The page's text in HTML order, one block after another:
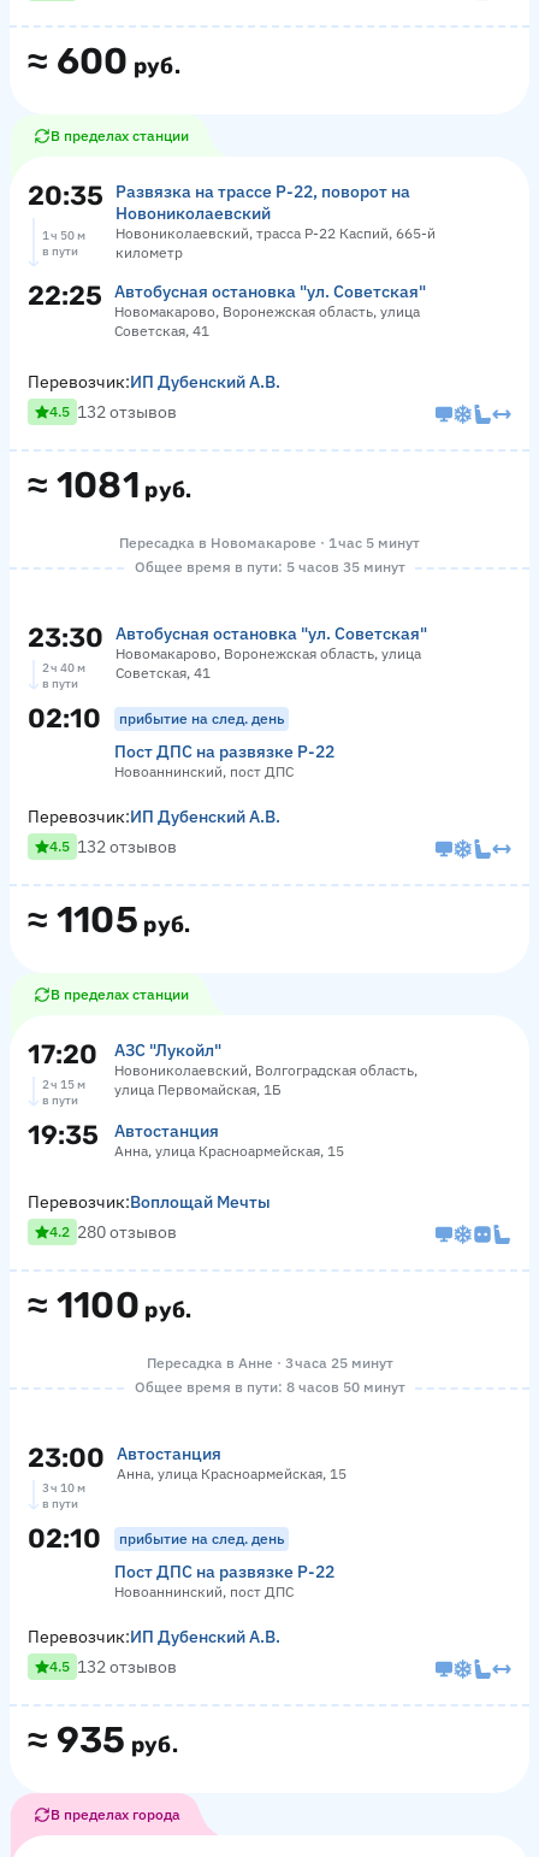
≈ 600 руб.
В пределах станции
20:35
Развязка на трассе Р-22, поворот на
Новониколаевский
Новониколаевский, трасса Р-22 Каспий, 665-й
километр
1 ч 50 м
в пути
22:25 Автобусная остановка "ул. Советская"
Новомакарово, Воронежская область, улица
Советская, 41
≈ 1081 руб.
Перевозчик:ИП Дубенский А.В.
4.5 132 отзывов
Пересадка в Новомакарове · 1 час 5 минут
Общее время в пути: 5 часов 35 минут
23:30 Автобусная остановка "ул. Советская"
Новомакарово, Воронежская область, улица
Советская, 41
2 ч 40 м
в пути
02:10 прибытие на след. день
Пост ДПС на развязке Р-22
Новоаннинский, пост ДПС
≈ 1105 руб.
Перевозчик:ИП Дубенский А.В.
4.5 132 отзывов
В пределах станции
17:20 АЗС "Лукойл"
Новониколаевский, Волгоградская область,
улица Первомайская, 1Б
2 ч 15 м
в пути
19:35 Автостанция
Анна, улица Красноармейская, 15
≈ 1100 руб.
Перевозчик:Воплощай Мечты
4.2 280 отзывов
Пересадка в Анне · 3 часа 25 минут
Общее время в пути: 8 часов 50 минут
23:00 Автостанция
Анна, улица Красноармейская, 15
3 ч 10 м
в пути
02:10 прибытие на след. день
Пост ДПС на развязке Р-22
Новоаннинский, пост ДПС
≈ 935 руб.
Перевозчик:ИП Дубенский А.В.
4.5 132 отзывов
В пределах города